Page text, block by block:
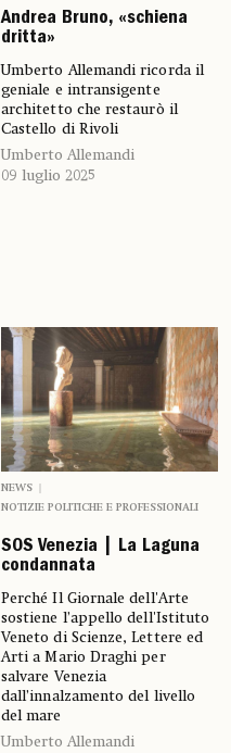
Andrea Bruno, «schiena
dritta»
Umberto Allemandi ricorda il
geniale e intransigente
architetto che restaurò il
Castello di Rivoli
Umberto Allemandi
09 luglio 2025
NEWS
NOTIZIE POLITICHE E PROFESSIONALI
SOS Venezia | La Laguna
condannata
Perché Il Giornale dell'Arte
sostiene l’appello dell'Istituto
Veneto di Scienze, Lettere ed
Arti a Mario Draghi per
salvare Venezia
dall’innalzamento del livello
del mare
Umberto Allemandi